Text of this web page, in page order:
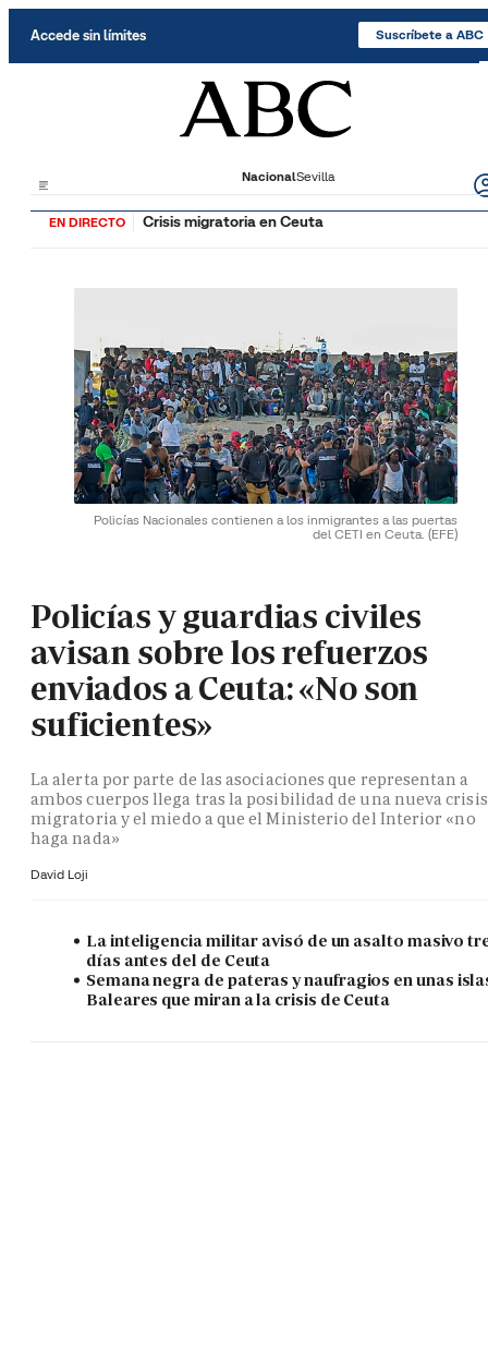
Accede sin límites Suscríbete a ABC
NacionalSevilla
EN DIRECTO Crisis migratoria en Ceuta
Policías Nacionales contienen a los inmigrantes a las puertas
del CETI en Ceuta. (EFE)
Policías y guardias civiles
avisan sobre los refuerzos
enviados a Ceuta: «No son
suficientes»
La alerta por parte de las asociaciones que representan a
ambos cuerpos llega tras la posibilidad de una nueva crisis
migratoria y el miedo a que el Ministerio del Interior «no
haga nada»
David Loji
La inteligencia militar avisó de un asalto masivo
días antes del de Ceuta
Semana negra de pateras y naufragios en unas
Baleares que miran a la crisis de Ceuta